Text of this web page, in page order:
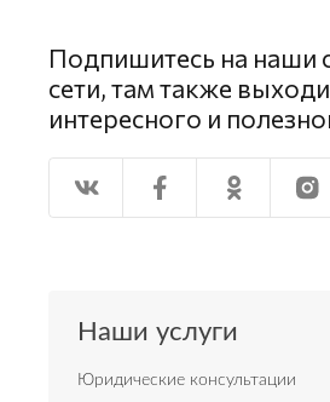
Подпишитесь на наши
сети, там также
интересного и
Наши услуги
Юридические консультации